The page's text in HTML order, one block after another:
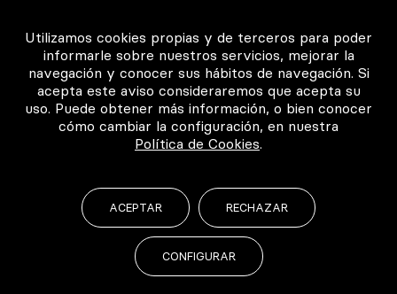
Para los profesionales
Consigue tu certificado
Intranet clínicas certificadas
Música para los pacientes
©2026 Todos los derechos reservados
Utilizamos cookies propias y de terceros para poder
informarle sobre nuestros servicios, mejorar la
navegación y conocer sus hábitos de navegación. Si
acepta este aviso consideraremos que acepta su
uso. Puede obtener más información, o bien conocer
cómo cambiar la configuración, en nuestra
Política de Cookies.
ACEPTAR RECHAZAR
CONFIGURAR